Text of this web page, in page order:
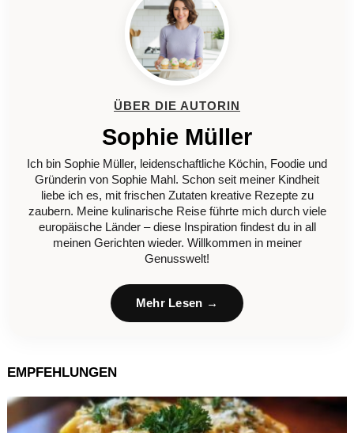
ÜBER DIE AUTORIN
Sophie Müller
Ich bin Sophie Müller, leidenschaftliche Köchin, Foodie und
Gründerin von Sophie Mahl. Schon seit meiner Kindheit
liebe ich es, mit frischen Zutaten kreative Rezepte zu
zaubern. Meine kulinarische Reise führte mich durch viele
europäische Länder – diese Inspiration findest du in all
meinen Gerichten wieder. Willkommen in meiner
Genusswelt!
Mehr Lesen →
EMPFEHLUNGEN